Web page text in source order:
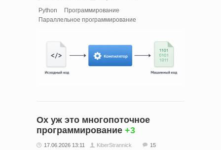
Python
Программирование
Параллельное программирование
Ох уж это многопоточное
программирование +3
17.06.2026 13:11 KiberStrannick 15